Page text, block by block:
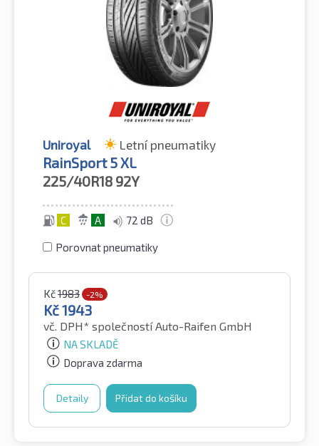
Uniroyal Letní pneumatiky
RainSport 5 XL
225/40R18 92Y
C A 72 dB
Porovnat pneumatiky
Kč1983 -2%
Kč1943
vč. DPH* společností Auto-Raifen GmbH
NA SKLADĚ
Doprava zdarma
Detaily Přidat do košíku